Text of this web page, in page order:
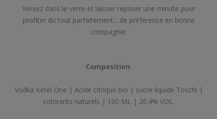
Versez dans le verre et laisser reposer une minute pour
profiter du tout parfaitement... de préférence en bonne
compagnie.
Composition:
Vodka Ketel One | Acide citrique bio | sucre liquide Toschi |
colorants naturels | 100 ML | 20.4% VOL.